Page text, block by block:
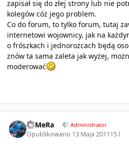
zapisał się do złej strony lub nie
kolegów cóż jego problem.
Co do forum, to tylko forum, tutaj
internetowi wojownicy, jak na
o frószkach i jednorożcach będą
znów ta sama zaleta jak wyżej,
moderować
KaMeRa Administrator
Opublikowano 13 Maja 201115 l